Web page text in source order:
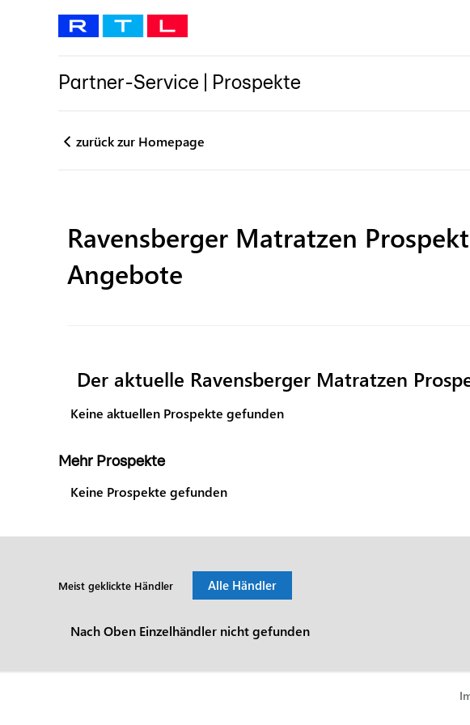
Partner-Service Prospekte
zurück zur Homepage
Ravensberger Matratzen
Angebote
Der aktuelle Ravensberger Matratzen
Keine aktuellen Prospekte gefunden
Mehr Prospekte
Keine Prospekte gefunden
Meist geklickte Händler Alle Händler
Nach Oben Einzelhändler nicht gefunden